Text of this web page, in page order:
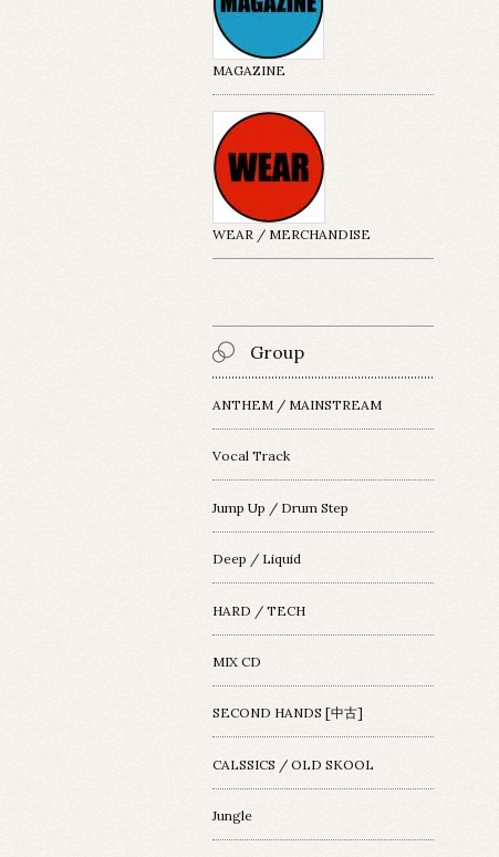
MAGAZINE
WEAR / MERCHANDISE
Group
ANTHEM / MAINSTREAM
Vocal Track
Jump Up / Drum Step
Deep / Liquid
HARD / TECH
MIX CD
SECOND HANDS [中古]
CALSSICS / OLD SKOOL
Jungle